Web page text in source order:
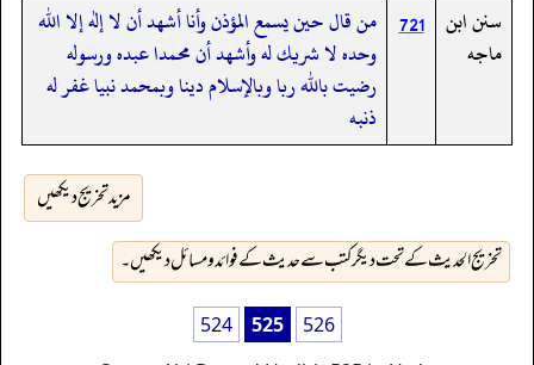
سنن ابن
ماجه
721 من قال حين يسمع المؤذن وأنا أشهد أن لا إله إلا الله
وحده لا شريك له وأشهد أن محمدا عبده ورسوله
رضيت بالله ربا وبالإسلام دينا وبمحمد نبيا غفر له
ذنبه
مزید تخریج دیکھیں
تخریج الحدیث کے تحت دیگر کتب سے حدیث کے فوائد و مسائل دیکھیں۔
524 525
526